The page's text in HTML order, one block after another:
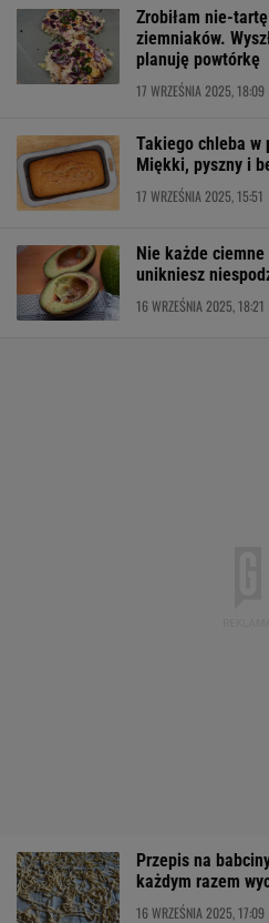
Zrobiłam nie-
ziemniaków.
planuję powtórkę
17 WRZEŚNIA 2025, 18:09
Takiego chleba w
Miękki, pyszny i
17 WRZEŚNIA 2025, 15:51
Nie każde
unikniesz
16 WRZEŚNIA 2025, 18:21
Przepis na
każdym razem
16 WRZEŚNIA 2025, 17:09